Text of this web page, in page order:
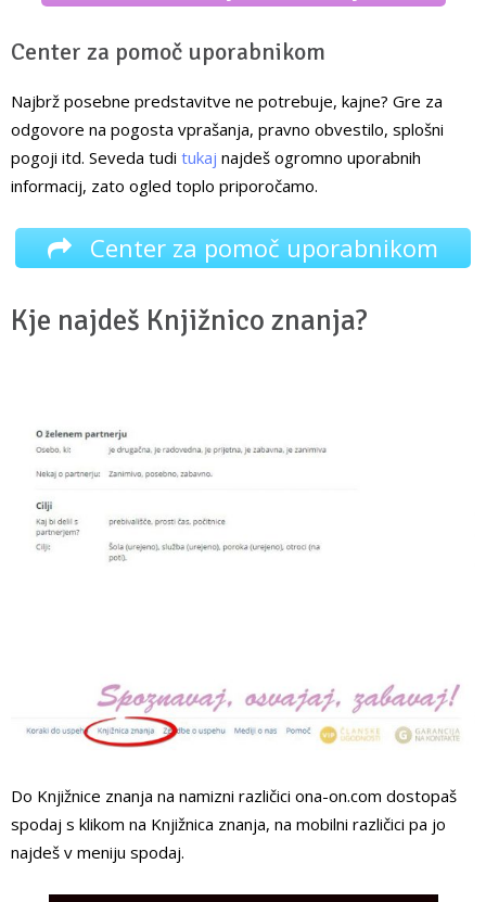
Center za pomoč uporabnikom
Najbrž posebne predstavitve ne potrebuje, kajne? Gre za
odgovore na pogosta vprašanja, pravno obvestilo, splošni
pogoji itd. Seveda tudi tukaj najdeš ogromno uporabnih
informacij, zato ogled toplo priporočamo.
Center za pomoč uporabnikom
Kje najdeš Knjižnico znanja?
Do Knjižnice znanja na namizni različici ona-on.com dostopaš
spodaj s klikom na Knjižnica znanja, na mobilni različici pa jo
najdeš v meniju spodaj.